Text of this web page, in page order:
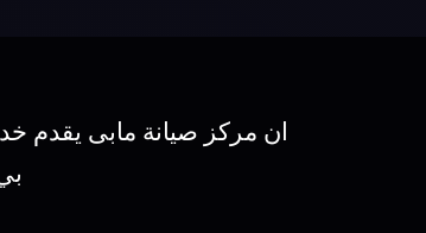
ان مركز صيانة مابى يقدم